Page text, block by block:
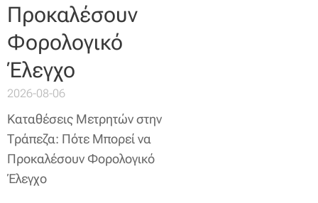
Προκαλέσουν
Φορολογικό
Έλεγχο
2026-08-06
Καταθέσεις Μετρητών στην
Τράπεζα: Πότε Μπορεί να
Προκαλέσουν Φορολογικό
Έλεγχο